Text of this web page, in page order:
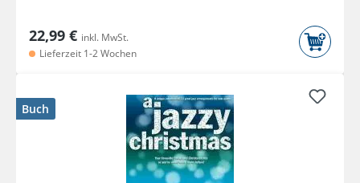
22,99 € inkl. MwSt.
Lieferzeit 1-2 Wochen
Buch